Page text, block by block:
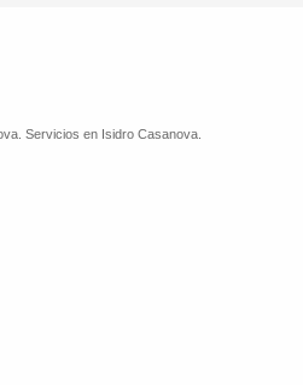
Servicios en Isidro Casanova.